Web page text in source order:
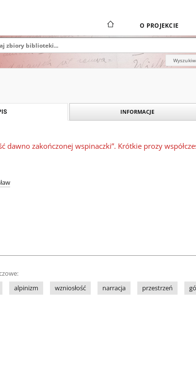
O PROJEKCIE
INFORMACJE
dawno zakończonej wspinaczki”. Krótkie prozy
alpinizm wzniosłość narracja przestrzeń